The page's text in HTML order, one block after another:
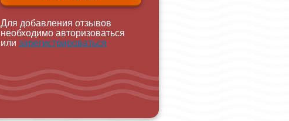
Для добавления отзывов
необходимо авторизоваться
или зарегистрироваться